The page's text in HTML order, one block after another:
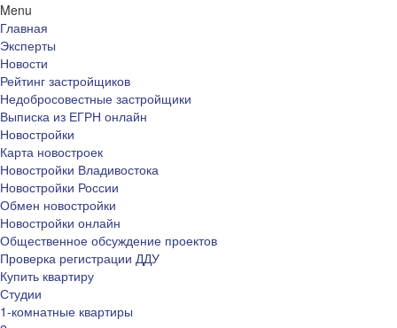
Menu
Главная
Эксперты
Новости
Рейтинг застройщиков
Недобросовестные застройщики
Выписка из ЕГРН онлайн
Новостройки
Карта новостроек
Новостройки Владивостока
Новостройки России
Обмен новостройки
Новостройки онлайн
Общественное обсуждение проектов
Проверка регистрации ДДУ
Купить квартиру
Студии
1-комнатные квартиры